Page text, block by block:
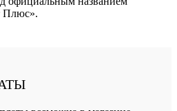
Плюс».